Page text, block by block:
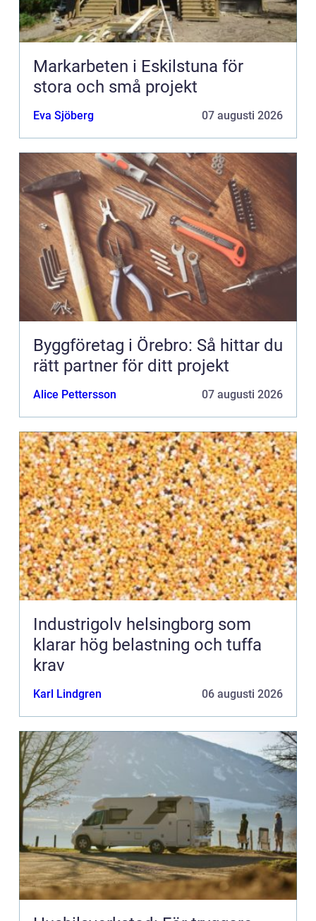
Markarbeten i Eskilstuna för
stora och små projekt
Eva Sjöberg 07 augusti 2026
Byggföretag i Örebro: Så hittar du
rätt partner för ditt projekt
Alice Pettersson 07 augusti 2026
Industrigolv helsingborg som
klarar hög belastning och tuffa
krav
Karl Lindgren 06 augusti 2026